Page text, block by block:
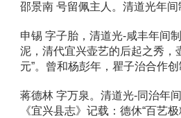
邵景南 号留佩主人。清道光年间
申锡 字子胎，清道光-咸丰年间
泥，清代宜兴壶艺的后起之秀，
元”。曾和杨彭年，瞿子治合作创
蒋德林 字万泉。清道光-同治年
《宜兴县志》记载：德休“百艺